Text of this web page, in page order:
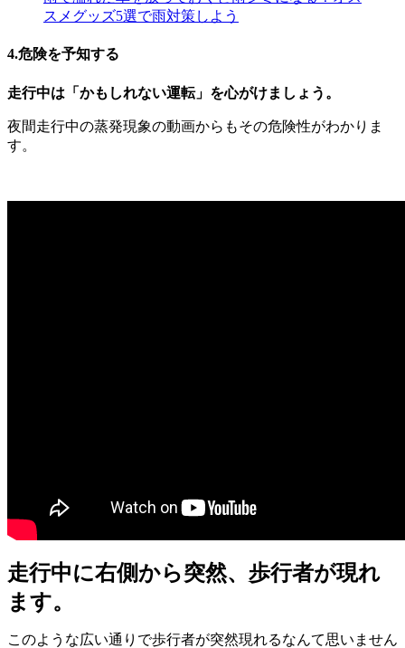
スメグッズ5選で雨対策しよう
4.危険を予知する
走行中は「かもしれない運転」を心がけましょう。
夜間走行中の蒸発現象の動画からもその危険性がわかりま
す。
走行中に右側から突然、歩行者が現れ
ます。
このような広い通りで歩行者が突然現れるなんて思いません